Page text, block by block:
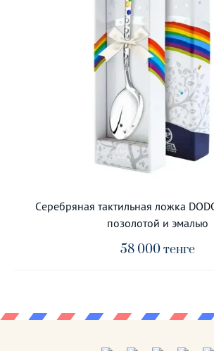
Серебряная тактильная ложка
позолотой и эмалью
58 000 тенге